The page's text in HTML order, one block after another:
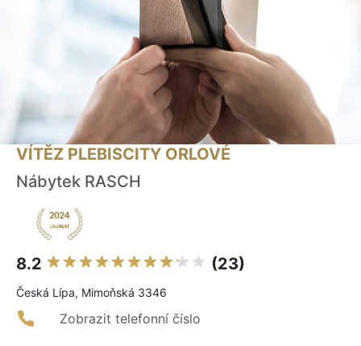
VÍTĚZ PLEBISCITY ORLOVÉ
Nábytek RASCH
8.2 (23)
Česká Lípa, Mimoňská 3346
Zobrazit telefonní číslo